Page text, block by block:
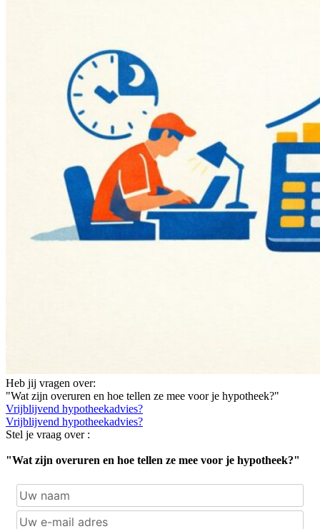
Heb jij vragen over:
"Wat zijn overuren en hoe tellen ze mee voor je hypotheek?"
Vrijblijvend hypotheekadvies?
Vrijblijvend hypotheekadvies?
Stel je vraag over :
"Wat zijn overuren en hoe tellen ze mee voor je hypotheek?"